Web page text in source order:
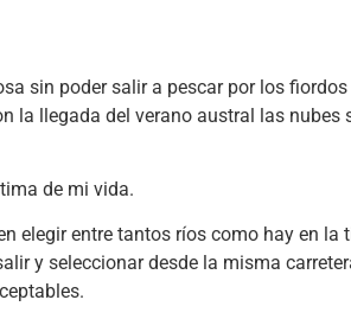
sin poder salir a pescar por los
llegada del verano austral las nubes
de mi vida.
elegir entre tantos ríos como hay en la
y seleccionar desde la misma